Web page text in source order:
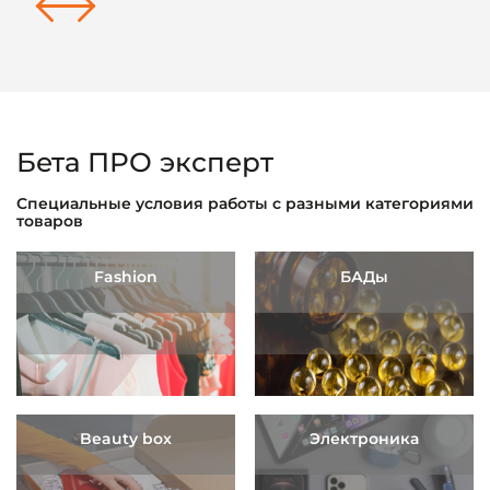
Бета ПРО эксперт
Специальные условия работы с разными категориями
товаров
Fashion БАДы
Beauty box Электроника